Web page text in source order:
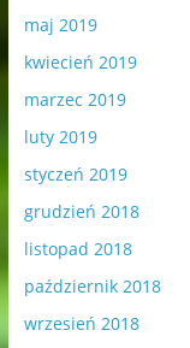
maj 2019
kwiecień 2019
marzec 2019
luty 2019
styczeń 2019
grudzień 2018
listopad 2018
październik 2018
wrzesień 2018